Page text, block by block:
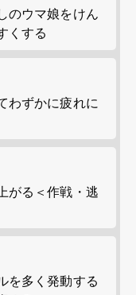
のウマ娘をけん
くする
わずかに疲れに
がる＜作戦・逃
を多く発動する